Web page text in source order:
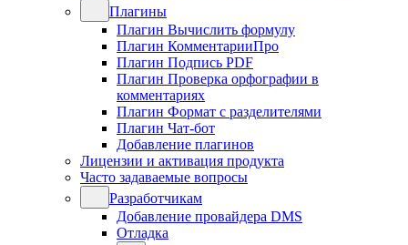
Плагины
Плагин Вычислить формулу
Плагин КомментарииПро
Плагин Подпись PDF
Плагин Проверка орфографии в
комментариях
Плагин Формат с разделителями
Плагин Чат-бот
Добавление плагинов
Лицензии и активация продукта
Часто задаваемые вопросы
Разработчикам
Добавление провайдера DMS
Отладка